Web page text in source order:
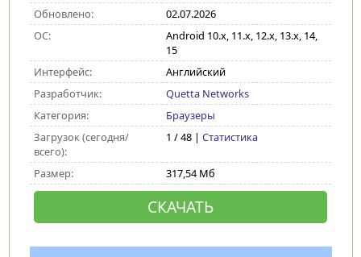
Обновлено:
02.07.2026
ОС:
Android 10.x, 11.x, 12.x, 13.x, 14,
15
Интерфейс:
Английский
Разработчик:
Quetta Networks
Категория:
Браузеры
Загрузок (сегодня/
всего):
1 / 48 | Статистика
Размер: 317,54 Мб
СКАЧАТЬ